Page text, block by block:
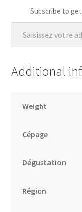
Subscribe to
Saisissez votre adresse e-mail…
Additional
Weight
Cépage
Dégustation
Région